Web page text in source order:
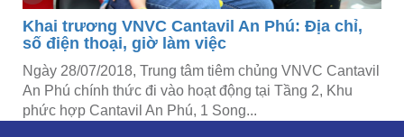
trương VNVC Cantavil An Phú: Địa chỉ,
điện thoại, giờ làm việc
28/07/2018, Trung tâm tiêm chủng VNVC Cantavil
Phú chính thức đi vào hoạt động tại Tầng 2, Khu
hợp Cantavil An Phú, 1 Song...